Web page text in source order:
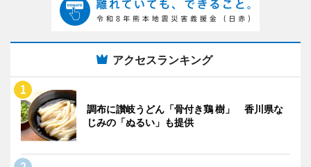
アクセスランキング
調布に讃岐うどん「骨付き鶏 樹」 香川県な
じみの「ぬるい」も提供